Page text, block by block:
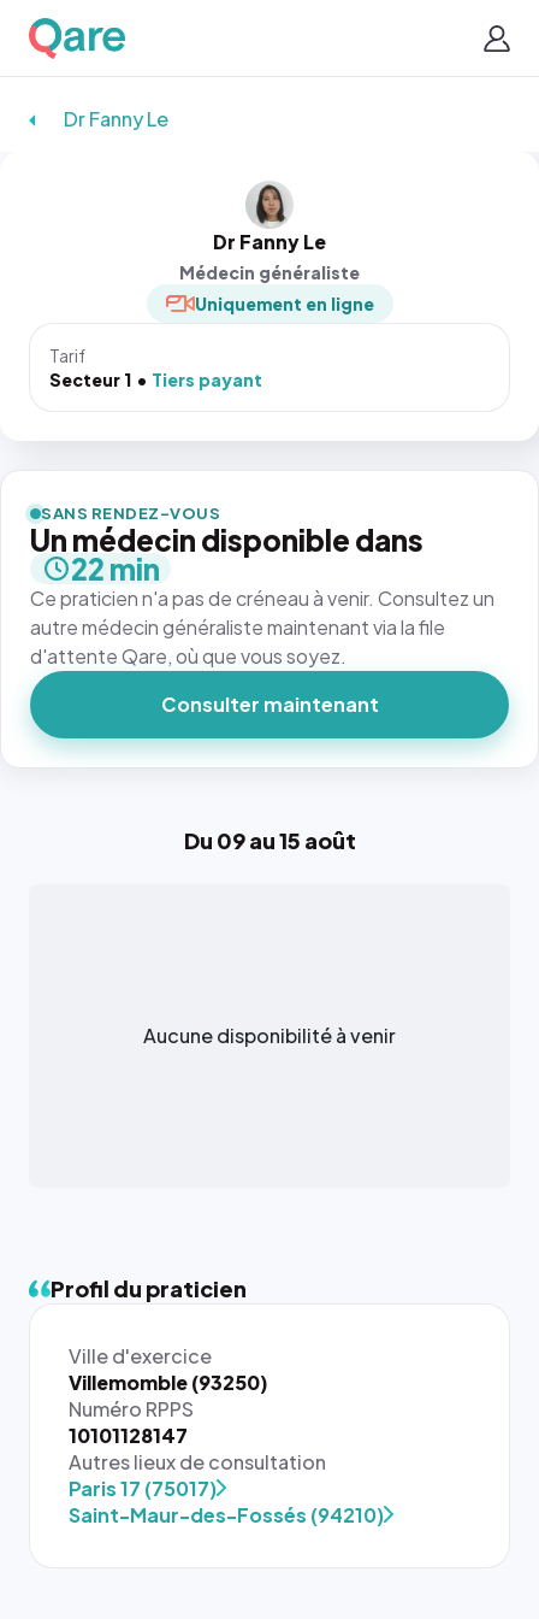
Dr Fanny Le
Dr Fanny Le
Médecin généraliste
Uniquement en ligne
Tarif
Secteur 1
Tiers payant
Du 09 au 15 août
Aucune disponibilité à venir
Profil du praticien
Ville d'exercice
Villemomble (93250)
Numéro RPPS
10101128147
Autres lieux de consultation
Paris 17 (75017)
Saint-Maur-des-Fossés (94210)
SANS RENDEZ-VOUS
Un médecin disponible dans
22 min
Ce praticien n'a pas de créneau à venir. Consultez un
autre médecin généraliste maintenant via la file
d'attente Qare, où que vous soyez.
Consulter maintenant
{# 40×40
: la taille
rendue par
`.profile-